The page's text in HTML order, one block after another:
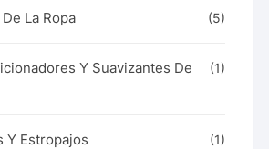
La Ropa (5)
Y Suavizantes De
(1)
Y Estropajos (1)